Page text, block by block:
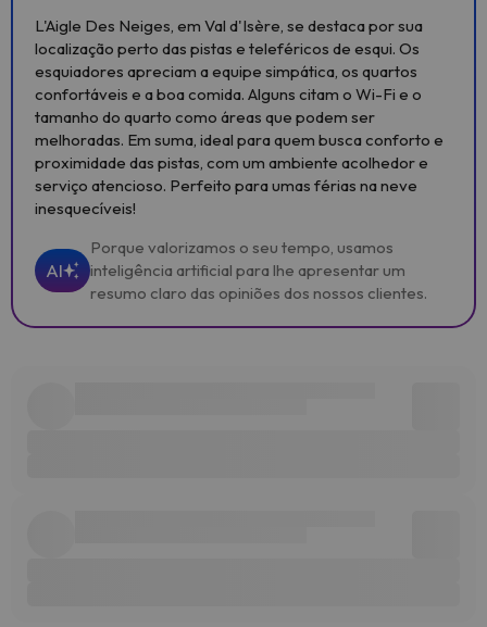
L'Aigle Des Neiges, em Val d'Isère, se destaca por sua
localização perto das pistas e teleféricos de esqui. Os
esquiadores apreciam a equipe simpática, os quartos
confortáveis ​​e a boa comida. Alguns citam o Wi-Fi e o
tamanho do quarto como áreas que podem ser
melhoradas. Em suma, ideal para quem busca conforto e
proximidade das pistas, com um ambiente acolhedor e
serviço atencioso. Perfeito para umas férias na neve
inesquecíveis!
AI
Porque valorizamos o seu tempo, usamos
inteligência artificial para lhe apresentar um
resumo claro das opiniões dos nossos clientes.